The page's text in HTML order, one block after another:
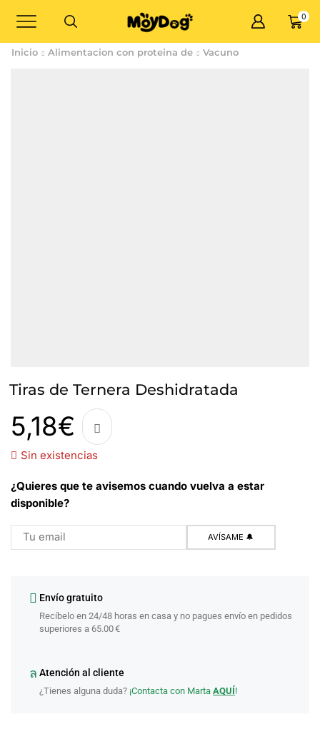
0
Inicio Alimentacion con proteina de Vacuno
Tiras de Ternera Deshidratada
5,18€
Sin existencias
¿Quieres que te avisemos cuando vuelva a estar
disponible?
Envío gratuito
Recíbelo en 24/48 horas en casa y no pagues envío en pedidos
superiores a 65.00 €
Atención al cliente
¿Tienes alguna duda? ¡Contacta con Marta AQUÍ!